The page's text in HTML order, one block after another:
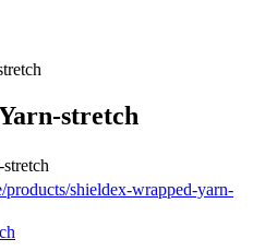
stretch
shieldex-wrapped-yarn-